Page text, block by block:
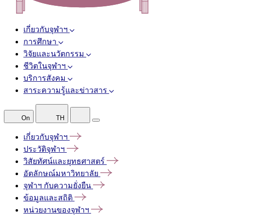
เกี่ยวกับจุฬาฯ
การศึกษา
วิจัยและนวัตกรรม
ชีวิตในจุฬาฯ
บริการสังคม
สาระความรู้และข่าวสาร
On TH
เกี่ยวกับจุฬาฯ
ประวัติจุฬาฯ
วิสัยทัศน์และยุทธศาสตร์
อัตลักษณ์มหาวิทยาลัย
จุฬาฯ กับความยั่งยืน
ข้อมูลและสถิติ
หน่วยงานของจุฬาฯ